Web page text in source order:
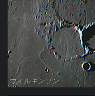
ウィルキンソン